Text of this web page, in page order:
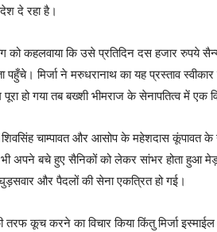
दे रहा है।
बेग को कहलवाया कि उसे प्रतिदिन दस हजार
मिर्जा ने मरुधरानाथ का यह प्रस्ताव
पूरा हो गया तब बख्शी भीमराज के सेनापतित्व में एक
चाम्पावत और आसोप के महेशदास कूंपावत के
भी अपने बचे हुए सैनिकों को लेकर सांभर होता हुआ
और पैदलों की सेना एकत्रित हो गई।
कूच करने का विचार किया किंतु मिर्जा